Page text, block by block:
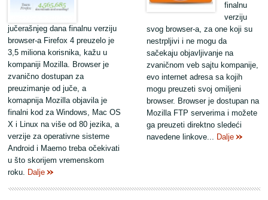
finalnu
verziju
svog browser-a, za one koji su
nestrpljivi i ne mogu da
sačekaju objavljivanje na
zvaničnom veb sajtu kompanije,
evo internet adresa sa kojih
mogu preuzeti svoj omiljeni
browser. Browser je dostupan na
Mozilla FTP serverima i možete
ga preuzeti direktno sledeći
navedene linkove... Dalje
jučerašnjeg dana finalnu verziju
browser-a Firefox 4 preuzelo je
3,5 miliona korisnika, kažu u
kompaniji Mozilla. Browser je
zvanično dostupan za
preuzimanje od juče, a
komapnija Mozilla objavila je
finalni kod za Windows, Mac OS
X i Linux na više od 80 jezika, a
verzije za operativne sisteme
Android i Maemo treba očekivati
u što skorijem vremenskom
roku. Dalje